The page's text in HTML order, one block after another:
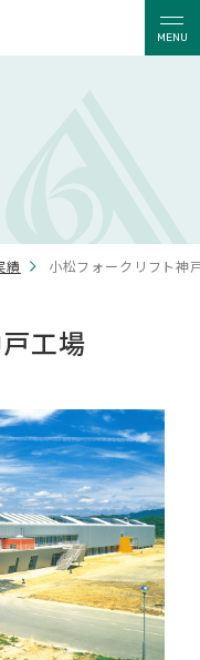
MENU
績 小松フォークリフト神
工場